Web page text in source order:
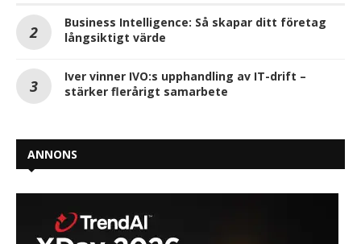
Business Intelligence: Så skapar ditt företag
långsiktigt värde
Iver vinner IVO:s upphandling av IT-drift –
stärker flerårigt samarbete
ANNONS